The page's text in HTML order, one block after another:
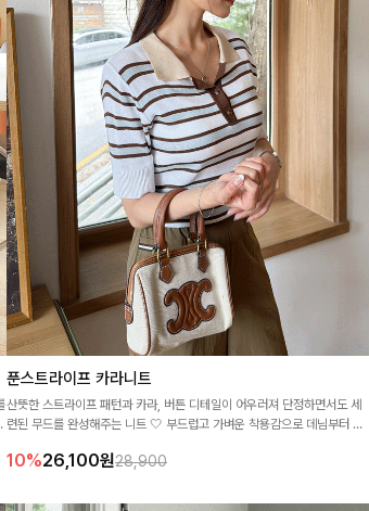
푼스트라이프 카라니트
산뜻한 스트라이프 패턴과 카라, 버튼 디테일이 어우러져 단정하면서도 세
련된 무드를 완성해주는 니트 🤍 부드럽고 가벼운 착용감으로 데님부터 슬
기기 좋은 아이템이에요 ✨
10%26,100원28,900